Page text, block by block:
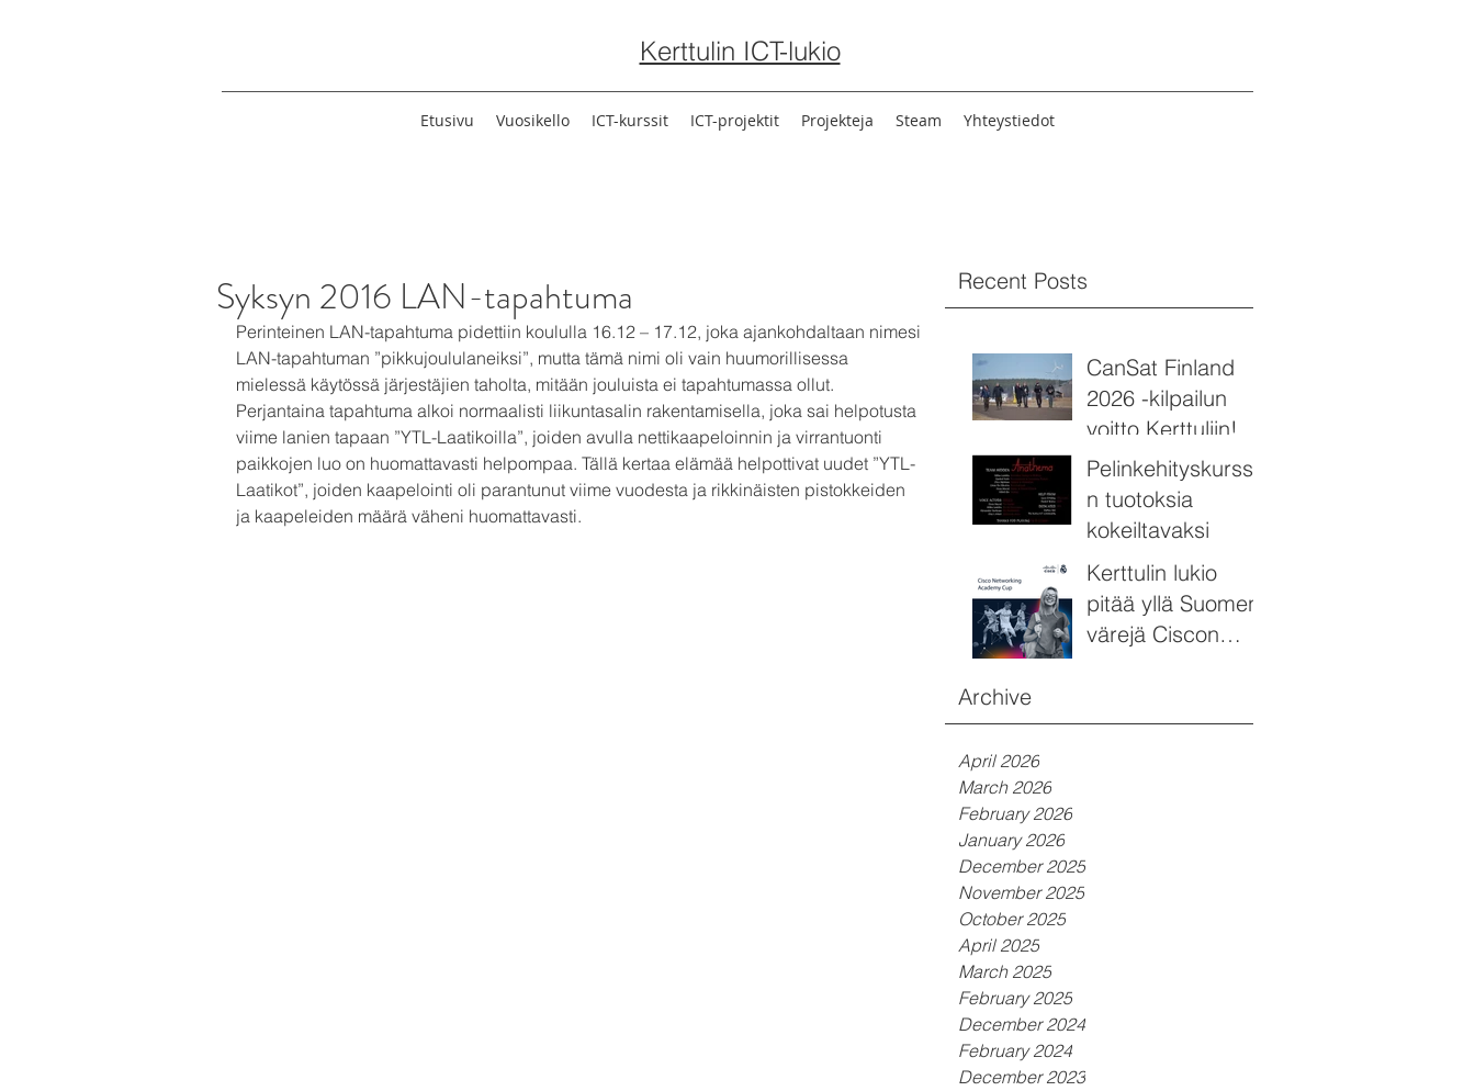
Kerttulin ICT-lukio
Etusivu Vuosikello ICT-kurssit ICT-projektit Projekteja Steam Yhteystiedot
Recent Posts
CanSat Finland
2026 -kilpailun
voitto Kerttuliin!
Pelinkehityskurssi
n tuotoksia
kokeiltavaksi
Kerttulin lukio
pitää yllä Suomen
värejä Ciscon
Archive
April 2026
March 2026
February 2026
January 2026
December 2025
November 2025
October 2025
April 2025
March 2025
February 2025
December 2024
February 2024
December 2023
Syksyn 2016 LAN-tapahtuma
Perinteinen LAN-tapahtuma pidettiin koululla 16.12 – 17.12, joka ajankohdaltaan nimesi
LAN-tapahtuman ”pikkujoululaneiksi”, mutta tämä nimi oli vain huumorillisessa
mielessä käytössä järjestäjien taholta, mitään jouluista ei tapahtumassa ollut.
Perjantaina tapahtuma alkoi normaalisti liikuntasalin rakentamisella, joka sai helpotusta
viime lanien tapaan ”YTL-Laatikoilla”, joiden avulla nettikaapeloinnin ja virrantuonti
paikkojen luo on huomattavasti helpompaa. Tällä kertaa elämää helpottivat uudet ”YTL-
Laatikot”, joiden kaapelointi oli parantunut viime vuodesta ja rikkinäisten pistokkeiden
ja kaapeleiden määrä väheni huomattavasti.